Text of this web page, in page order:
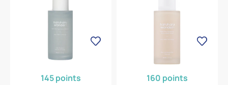
145 points 160 points